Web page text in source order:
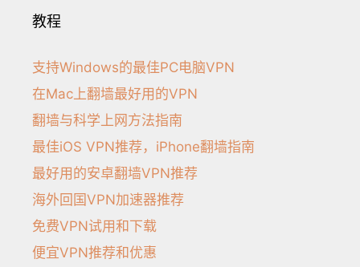
教程
支持Windows的最佳PC电脑VPN
在Mac上翻墙最好用的VPN
翻墙与科学上网方法指南
最佳iOS VPN推荐，iPhone翻墙指南
最好用的安卓翻墙VPN推荐
海外回国VPN加速器推荐
免费VPN试用和下载
便宜VPN推荐和优惠